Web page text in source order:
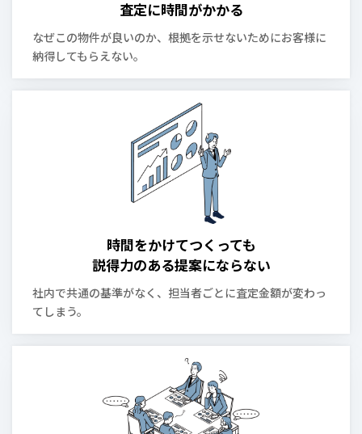
査定に時間がかかる
なぜこの物件が良いのか、根拠を示せないためにお客様に
納得してもらえない。
時間をかけてつくっても
説得力のある提案にならない
社内で共通の基準がなく、担当者ごとに査定金額が変わっ
てしまう。